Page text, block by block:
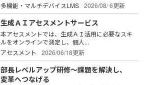
多機能・マルチデバイスLMS
2026/08/ 6更新
生成ＡＩアセスメントサービス
本アセスメントでは、生成ＡＩ活用に必要なスキ
ルをオンラインで測定し、個人...
アセスメント
2026/06/18更新
部長レベルアップ研修～課題を解決し、
変革へつなげる